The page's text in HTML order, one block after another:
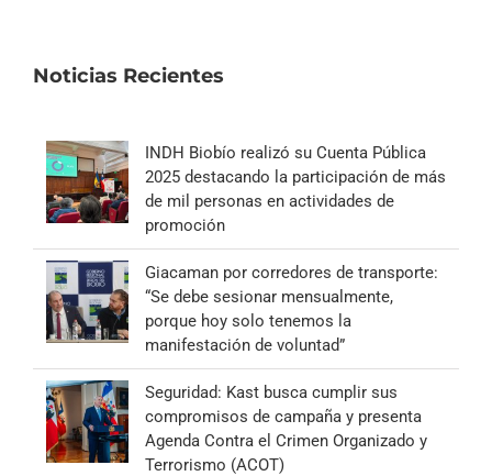
Noticias Recientes
INDH Biobío realizó su Cuenta Pública
2025 destacando la participación de más
de mil personas en actividades de
promoción
Giacaman por corredores de transporte:
“Se debe sesionar mensualmente,
porque hoy solo tenemos la
manifestación de voluntad”
Seguridad: Kast busca cumplir sus
compromisos de campaña y presenta
Agenda Contra el Crimen Organizado y
Terrorismo (ACOT)